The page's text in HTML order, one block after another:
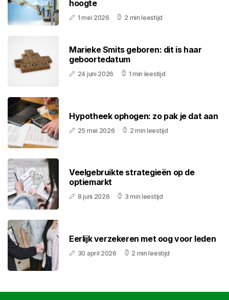
hoogte
1 mei 2026 2 min leestijd
Marieke Smits geboren: dit is haar
geboortedatum
24 juni 2026 1 min leestijd
Hypotheek ophogen: zo pak je dat aan
25 mei 2026 2 min leestijd
Veelgebruikte strategieën op de
optiemarkt
8 juni 2026 3 min leestijd
Eerlijk verzekeren met oog voor leden
30 april 2026 2 min leestijd